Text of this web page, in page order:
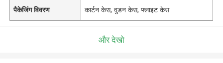
पैकेजिंग विवरण कार्टन केस, वुडन केस, फ्लाइट केस
और देखो